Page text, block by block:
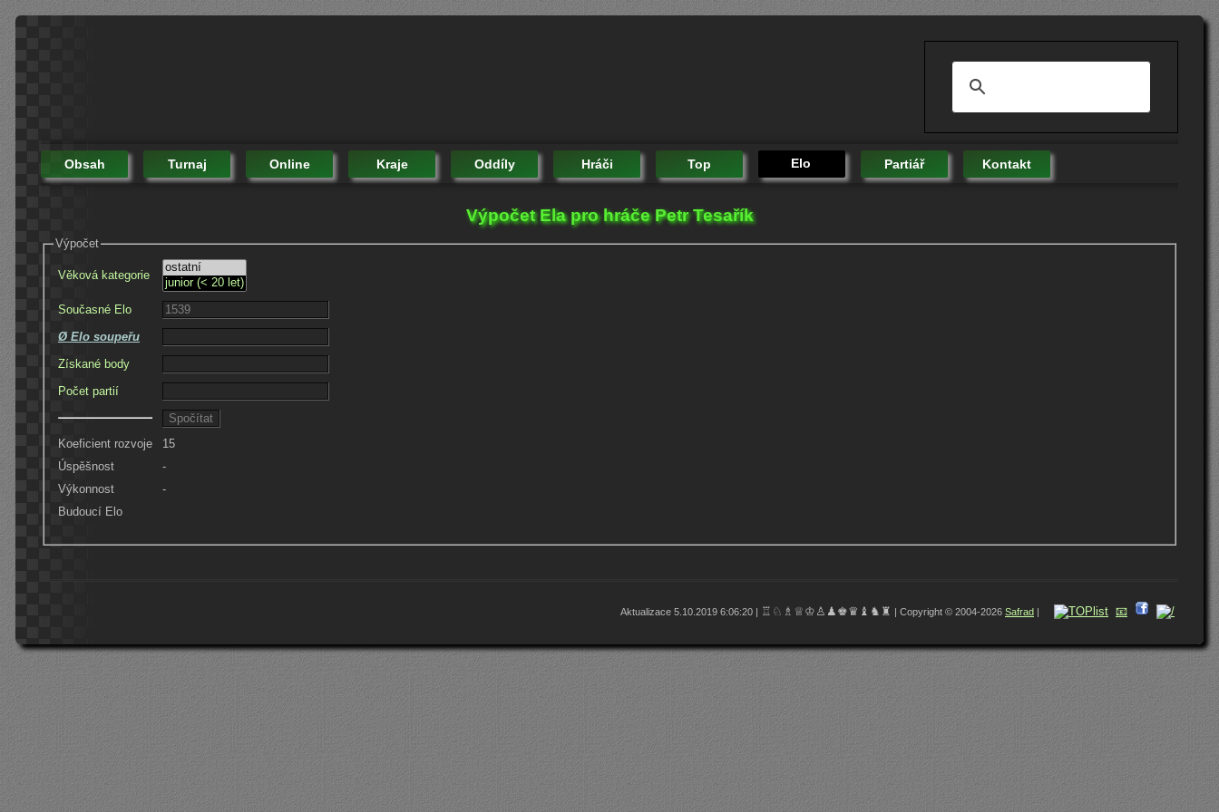
Obsah Turnaj Online Kraje Oddíly Hráči Top Elo Partiář Kontakt
Výpočet Ela pro hráče Petr Tesařík
Výpočet
Věková kategorie
Současné Elo
Ø Elo soupeřu
Získané body
Počet partií
Koeficient rozvoje
15
Úspěšnost
-
Výkonnost
-
Budoucí Elo
Aktualizace 5.10.2019 6:06:20 | ♖♘♗♕♔♙♟♚♛♝♞♜ | Copyright © 2004-2026 Safrad | 📧